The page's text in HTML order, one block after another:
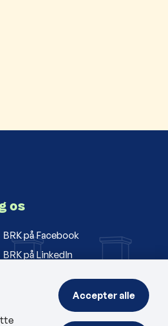
os
BRK på Facebook
BRK på LinkedIn
Accepter alle